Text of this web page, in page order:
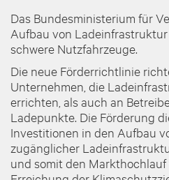
Das Bundesministerium für
Aufbau von
schwere Nutzfahrzeuge.
Die neue Förderrichtlinie
Unternehmen, die
errichten, als auch an
Ladepunkte. Die Förderung
Investitionen in den Aufbau
zugänglicher
und somit den